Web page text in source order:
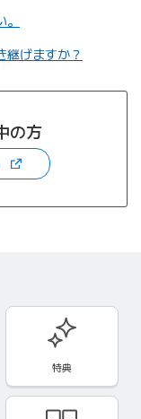
継げますか？
の方
（新しいタブで開きます）
特典